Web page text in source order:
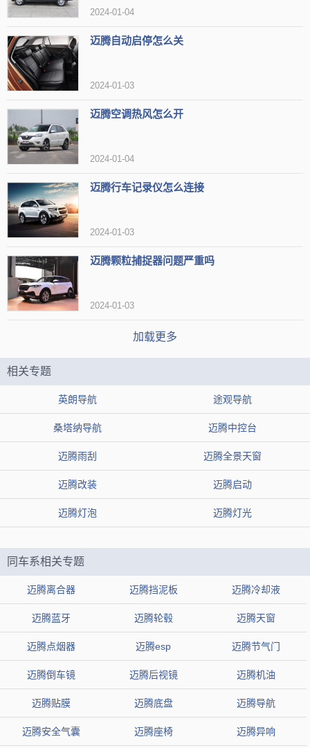
会比同类基于DVD平台的产品更快更多。4S店专供DVD导航为与市场
导航产品区分开，精心设计调试了专属界面，滑动式操作，有效缓解
屏幕切换过程中光线闪动造成的不适。主界面涵盖了常用的八个功
能：DVD播放、CMMB电视、内置导航、智能蓝牙、AV输入、U盘播
放、收音、设置选项，而且隐藏了可视倒车功能。界面黑色底色和立
体图标大气、质感较强!大大的车系标志和万年历时间表清晰实用。
二、15段均衡+3D视频降噪系统
变革不仅仅是使用数字平台，4S店专供DVD导航开发定位是专业
针对高品质生活有追求和领导力，具有高贵气度的新一代成功人士，
量身打造的时尚、个性、高品位的车载影音系统，内置DSP音频解码
芯片，视频降噪系统，将在车机行业引领另一段潮流，树立行业的标
三、功能亮点：最佳聆听位+蓝牙+数字电视+倒车后视+收音机
皇帝位一直是音乐发烧友的所追求的，4S店专供DVD导航内置一
键式选择模式，皇帝位很容易就能享受到，对音乐发烧友来说，这无
疑是个大好消息。车机蓝牙大多主机都支持，这个蓝牙的亮点在于支
持电话薄功能的中文人名显示，大大的提高了车机蓝牙的便捷性。
大众新迈腾导航怎么升级，新迈腾导航地图更新
大众新迈腾导航地图更新升级可以通过在大众经销商购买地图卡
一、系统：WINDOWS CE 智能操作系统+人性化界面
基于WINDOWS CE的智能操作平台，在数据处理和拓展性能上
会比同类基于DVD平台的产品更快更多。4S店专供DVD导航为与市场
屏幕切换过程中光线闪动造成的不适。主界面涵盖了常用的八个功
能：DVD播放、CMMB电视、内置导航、智能蓝牙、AV输入、U盘播
放、收音、设置选项，而且隐藏了可视倒车功能。界面黑色底色和立
体图标大气、质感较强!大大的车系标志和万年历时间表清晰实用。
2024-01-04
迈腾自动启停怎么关
2024-01-03
迈腾空调热风怎么开
2024-01-04
迈腾行车记录仪怎么连接
2024-01-03
迈腾颗粒捕捉器问题严重吗
2024-01-03
加载更多
相关专题
英朗导航 途观导航
桑塔纳导航 迈腾中控台
迈腾雨刮 迈腾全景天窗
迈腾改装 迈腾启动
迈腾灯泡 迈腾灯光
同车系相关专题
迈腾离合器 迈腾挡泥板 迈腾冷却液
迈腾蓝牙 迈腾轮毂 迈腾天窗
迈腾点烟器 迈腾esp 迈腾节气门
迈腾倒车镜 迈腾后视镜 迈腾机油
迈腾贴膜 迈腾底盘 迈腾导航
迈腾安全气囊 迈腾座椅 迈腾异响